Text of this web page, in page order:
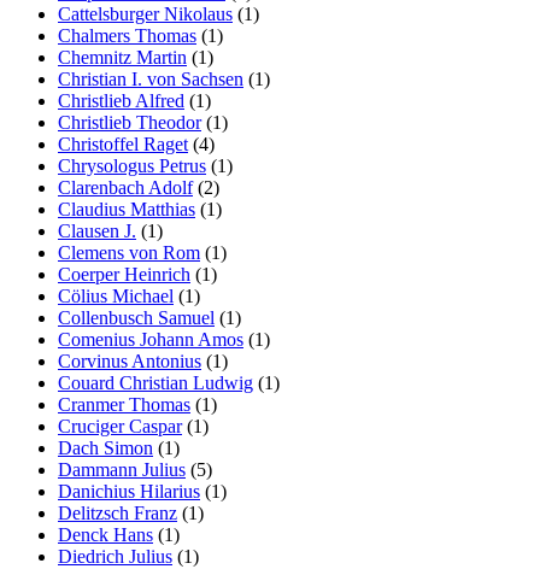
Cattelsburger Nikolaus (1)
Chalmers Thomas (1)
Chemnitz Martin (1)
Christian I. von Sachsen (1)
Christlieb Alfred (1)
Christlieb Theodor(1)
Christoffel Raget (4)
Chrysologus Petrus (1)
Clarenbach Adolf(2)
Claudius Matthias (1)
Clausen J. (1)
Clemens von Rom (1)
Coerper Heinrich (1)
Cölius Michael (1)
Collenbusch Samuel (1)
Comenius Johann Amos (1)
Corvinus Antonius (1)
Couard Christian Ludwig (1)
Cranmer Thomas (1)
Cruciger Caspar(1)
Dach Simon (1)
Dammann Julius (5)
Danichius Hilarius (1)
Delitzsch Franz (1)
Denck Hans (1)
Diedrich Julius (1)